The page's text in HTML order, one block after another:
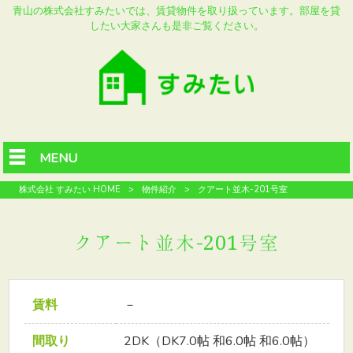
青山の株式会社すみたいでは、賃貸物件を取り扱っています。部屋を貸
したい大家さんも是非ご覧ください。
MENU
株式会社 すみたい HOME > 物件紹介 > クアート並木-201号室
クアート並木-201号室
賃料 －
間取り 2DK（DK7.0帖 和6.0帖 和6.0帖）